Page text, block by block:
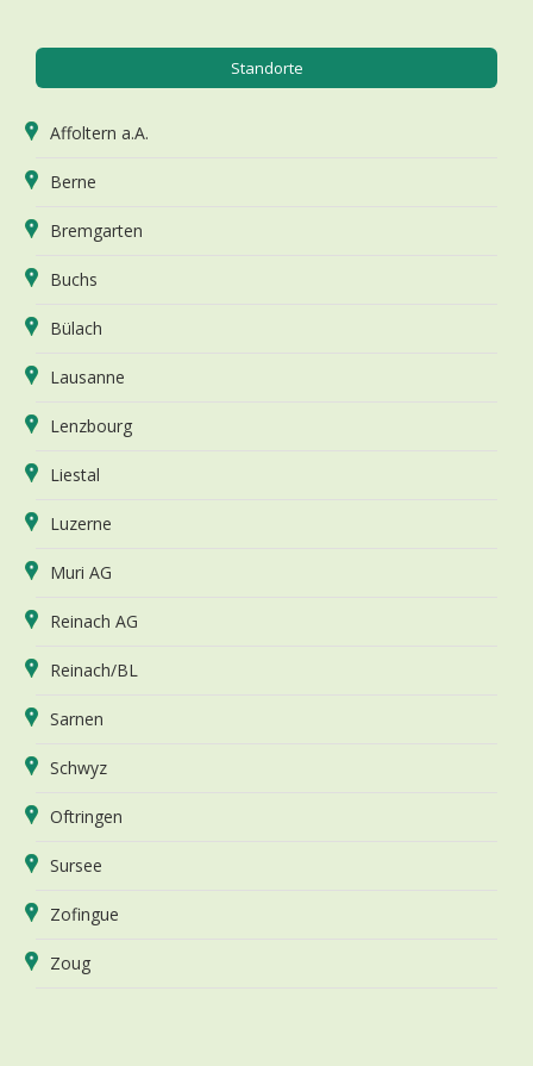
Standorte
Affoltern a.A.
Berne
Bremgarten
Buchs
Bülach
Lausanne
Lenzbourg
Liestal
Luzerne
Muri AG
Reinach AG
Reinach/BL
Sarnen
Schwyz
Oftringen
Sursee
Zofingue
Zoug